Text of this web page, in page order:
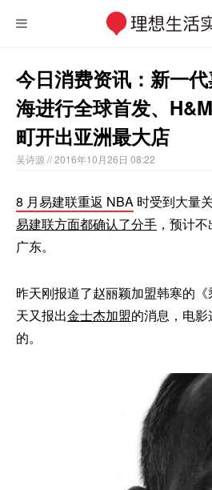
今日消费资讯：新一
海进行全球首发、
町开出亚洲最大店
吴诗源 // 2016年10月26日 08:22
8 月易建联重返 NBA 时受到大量
易建联方面都确认了分手 ，预计
广东。
昨天刚报道了赵丽颖加盟韩寒的
天又报出金士杰加盟的消息，电
的。